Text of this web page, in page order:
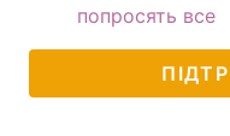
попросять все